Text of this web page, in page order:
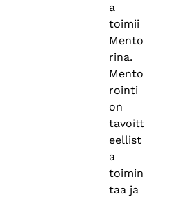
a
toimii
Mento
rina.
Mento
rointi
on
tavoitt
eellist
a
toimin
taa ja